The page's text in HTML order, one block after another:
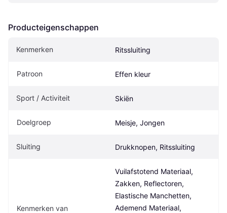
Producteigenschappen
Kenmerken Ritssluiting
Patroon Effen kleur
Sport / Activiteit Skiën
Doelgroep Meisje, Jongen
Sluiting Drukknopen, Ritssluiting
Kenmerken van
Vuilafstotend Materiaal,
Zakken, Reflectoren,
Elastische Manchetten,
Ademend Materiaal,